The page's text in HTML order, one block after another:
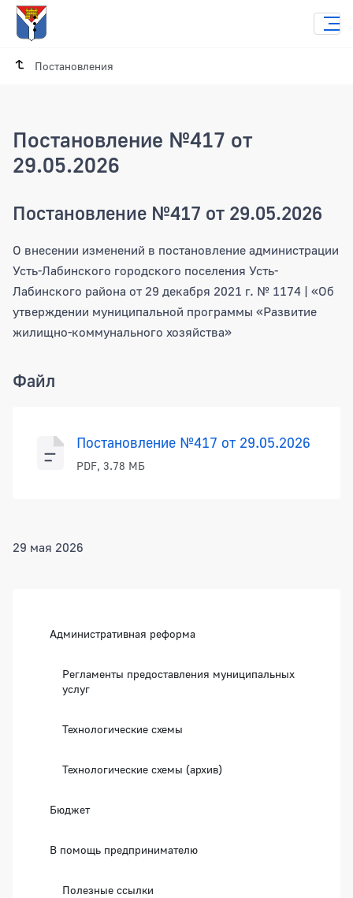
Постановления
Постановление №417 от
29.05.2026
Постановление №417 от 29.05.2026
О внесении изменений в постановление администрации
Усть-Лабинского городского поселения Усть-
Лабинского района от 29 декабря 2021 г. № 1174 | «Об
утверждении муниципальной программы «Развитие
жилищно-коммунального хозяйства»
Файл
Постановление №417 от 29.05.2026
PDF, 3.78 МБ
29 мая 2026
Административная реформа
Регламенты предоставления муниципальных
услуг
Технологические схемы
Технологические схемы (архив)
Бюджет
В помощь предпринимателю
Полезные ссылки